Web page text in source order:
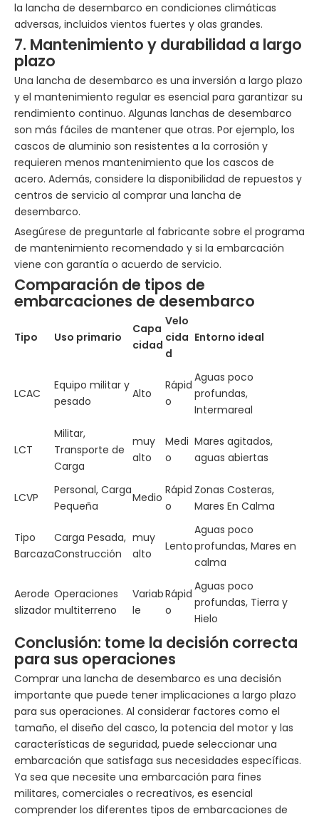
la lancha de desembarco en condiciones climáticas
adversas, incluidos vientos fuertes y olas grandes.
7. Mantenimiento y durabilidad a largo
plazo
Una lancha de desembarco es una inversión a largo plazo
y el mantenimiento regular es esencial para garantizar su
rendimiento continuo. Algunas lanchas de desembarco
son más fáciles de mantener que otras. Por ejemplo, los
cascos de aluminio son resistentes a la corrosión y
requieren menos mantenimiento que los cascos de
acero. Además, considere la disponibilidad de repuestos y
centros de servicio al comprar una lancha de
desembarco.
Asegúrese de preguntarle al fabricante sobre el programa
de mantenimiento recomendado y si la embarcación
viene con garantía o acuerdo de servicio.
Comparación de tipos de
embarcaciones de desembarco
Tipo Uso primario
Capa
cidad
Velo
cida
d
Entorno ideal
LCAC
Equipo militar y
pesado
Alto
Rápid
o
Aguas poco
profundas,
Intermareal
LCT
Militar,
Transporte de
Carga
muy
alto
Medi
o
Mares agitados,
aguas abiertas
LCVP
Personal, Carga
Pequeña
Medio
Rápid
o
Zonas Costeras,
Mares En Calma
Tipo
Barcaza
Carga Pesada,
Construcción
muy
alto
Lento
Aguas poco
profundas, Mares en
calma
Aerode
slizador
Operaciones
multiterreno
Variab
le
Rápid
o
Aguas poco
profundas, Tierra y
Hielo
Conclusión: tome la decisión correcta
para sus operaciones
Comprar una lancha de desembarco es una decisión
importante que puede tener implicaciones a largo plazo
para sus operaciones. Al considerar factores como el
tamaño, el diseño del casco, la potencia del motor y las
características de seguridad, puede seleccionar una
embarcación que satisfaga sus necesidades específicas.
Ya sea que necesite una embarcación para fines
militares, comerciales o recreativos, es esencial
comprender los diferentes tipos de embarcaciones de